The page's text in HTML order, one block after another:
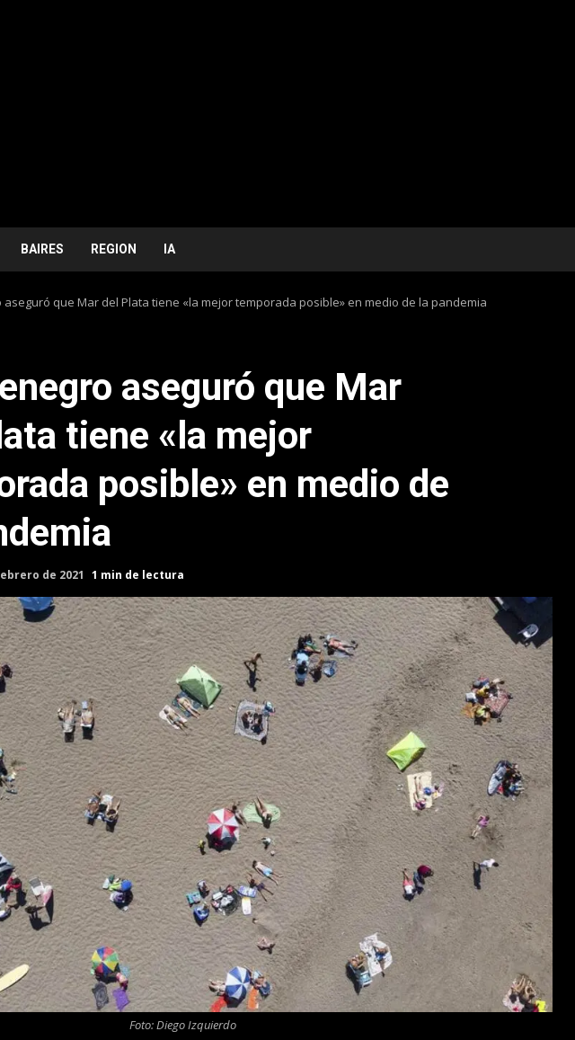
BAIRES REGION IA
que Mar del Plata tiene «la mejor temporada posible» en medio de la pandemia
aseguró que Mar
tiene «la mejor
posible» en medio de
de 2021 1 min de lectura
Foto: Diego Izquierdo